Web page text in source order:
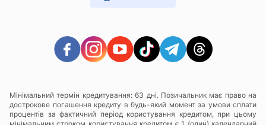
Мінімальний термін кредитування: 63 дні. Позичальник має право на
дострокове погашення кредиту в будь-який момент за умови сплати
процентів за фактичний період користування кредитом, при цьому